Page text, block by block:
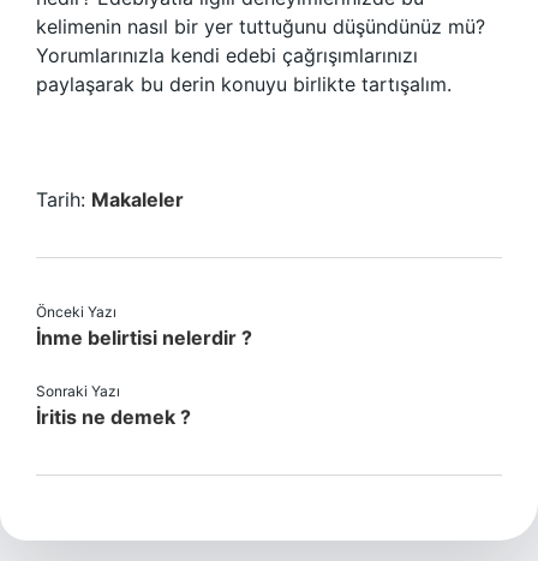
kelimenin nasıl bir yer tuttuğunu düşündünüz mü?
Yorumlarınızla kendi edebi çağrışımlarınızı
paylaşarak bu derin konuyu birlikte tartışalım.
Tarih: Makaleler
Önceki Yazı
İnme belirtisi nelerdir ?
Sonraki Yazı
İritis ne demek ?